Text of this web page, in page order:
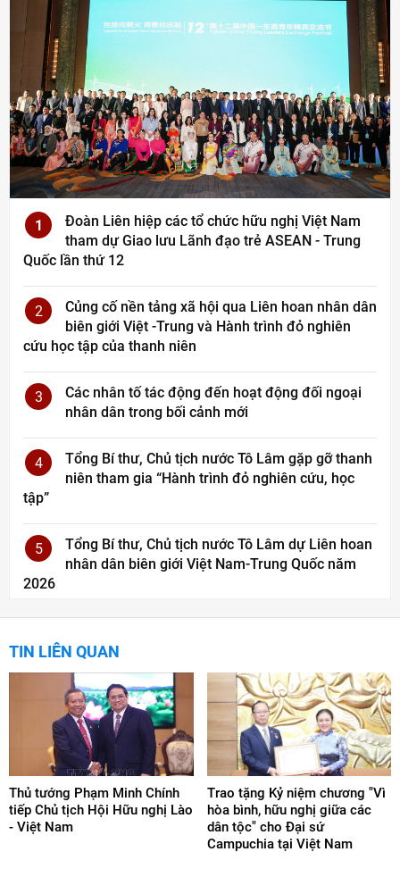
1
Đoàn Liên hiệp các tổ chức hữu nghị Việt Nam
tham dự Giao lưu Lãnh đạo trẻ ASEAN - Trung
Quốc lần thứ 12
2
Củng cố nền tảng xã hội qua Liên hoan nhân dân
biên giới Việt -Trung và Hành trình đỏ nghiên
cứu học tập của thanh niên
3
Các nhân tố tác động đến hoạt động đối ngoại
nhân dân trong bối cảnh mới
4
Tổng Bí thư, Chủ tịch nước Tô Lâm gặp gỡ thanh
niên tham gia “Hành trình đỏ nghiên cứu, học
tập”
5
Tổng Bí thư, Chủ tịch nước Tô Lâm dự Liên hoan
nhân dân biên giới Việt Nam-Trung Quốc năm
2026
TIN LIÊN QUAN
Thủ tướng Phạm Minh Chính
tiếp Chủ tịch Hội Hữu nghị Lào
- Việt Nam
Trao tặng Kỷ niệm chương "Vì
hòa bình, hữu nghị giữa các
dân tộc" cho Đại sứ
Campuchia tại Việt Nam